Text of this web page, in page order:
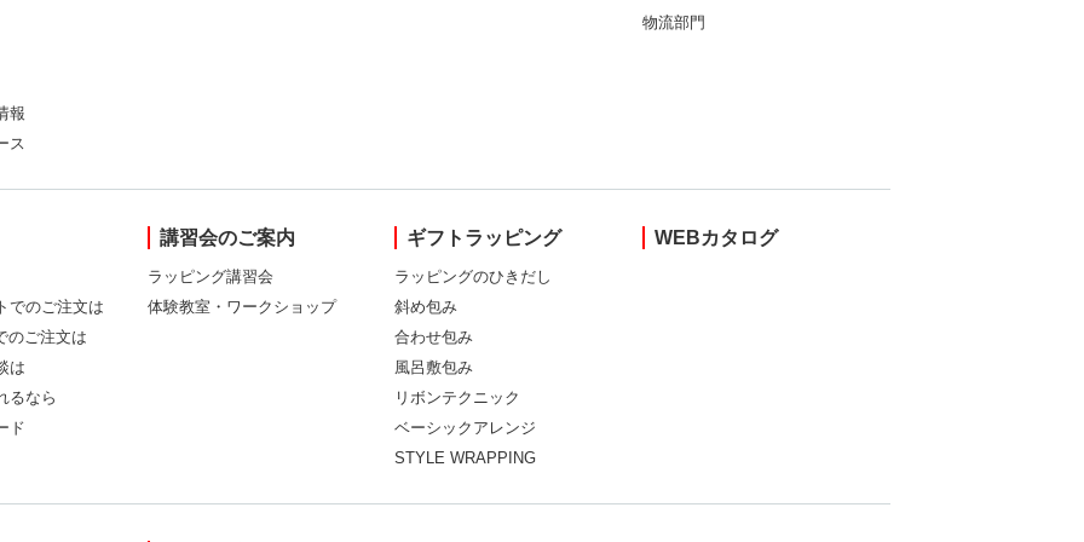
報
ス
物流部門
でのご注文は
のご注文は
は
るなら
ド
講習会のご案内
ラッピング講習会
体験教室・ワークショップ
ギフトラッピング
ラッピングのひきだし
斜め包み
合わせ包み
風呂敷包み
リボンテクニック
ベーシックアレンジ
STYLE WRAPPING
WEBカタログ